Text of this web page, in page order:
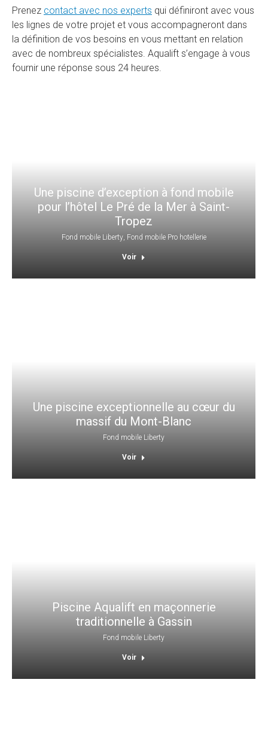
Prenez contact avec nos experts qui définiront avec vous
les lignes de votre projet et vous accompagneront dans
la définition de vos besoins en vous mettant en relation
avec de nombreux spécialistes. Aqualift s’engage à vous
fournir une réponse sous 24 heures.
Une piscine d’exception à fond mobile
pour l’hôtel Le Pré de la Mer à Saint-
Tropez
Fond mobile Liberty, Fond mobile Pro hotellerie
Voir
Une piscine exceptionnelle au cœur du
massif du Mont-Blanc
Fond mobile Liberty
Voir
Piscine Aqualift en maçonnerie
traditionnelle à Gassin
Fond mobile Liberty
Voir